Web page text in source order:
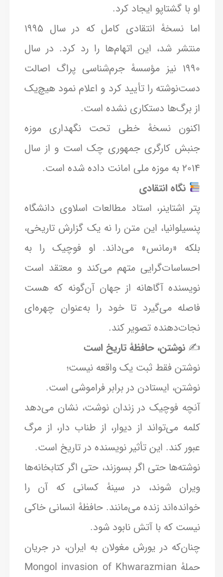
او با گشتاپو ایجاد کرد.
اما نسخهٔ انتقادی کامل که در سال ۱۹۹۵
منتشر شد، این اتهام‌ها را رد کرد. در سال
۱۹۹۰ نیز مؤسسهٔ جرم‌شناسی پراگ اصالت
دست‌نوشته را تأیید کرد و اعلام نمود هیچ‌یک
از برگ‌ها دستکاری نشده است.
اکنون نسخهٔ خطی تحت نگهداری موزه
جنبش کارگری جمهوری چک است و از سال
۲۰۱۴ به موزه ملی امانت داده شده است.
نگاه انتقادی
پتر اشتاینر، استاد مطالعات اسلاوی دانشگاه
پنسیلوانیا، این متن را نه یک گزارش تاریخی،
بلکه «رمانس» می‌داند. او فوچیک را به
احساسات‌گرایی متهم می‌کند و معتقد است
نویسنده آگاهانه از جهان آن‌گونه که هست
فاصله می‌گیرد تا خود را به‌عنوان چهره‌ای
نجات‌دهنده تصویر کند.
✍️ نوشتن، حافظهٔ تاریخ است
نوشتن فقط ثبت یک واقعه نیست؛
نوشتن، ایستادن در برابر فراموشی است.
آنچه فوچیک در زندان نوشت، نشان می‌دهد
کلمه می‌تواند از دیوار، از طناب دار، از مرگ
عبور کند. این تأثیر نویسنده در تاریخ است.
نوشته‌ها حتی اگر بسوزند، حتی اگر کتابخانه‌ها
ویران شوند، در سینهٔ کسانی که آن را
خوانده‌اند زنده می‌مانند. حافظهٔ انسانی خاکی
نیست که با آتش نابود شود.
چنان‌که در یورش مغولان به ایران، در جریان
حملهٔ Mongol invasion of Khwarazmian